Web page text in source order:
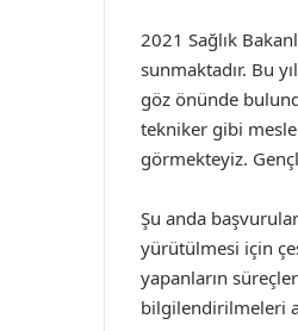
2021 Sağlık
sunmaktadır. Bu
göz önünde
tekniker gibi
görmekteyiz.
Şu anda
yürütülmesi için
yapanların
bilgilendirilmeleri